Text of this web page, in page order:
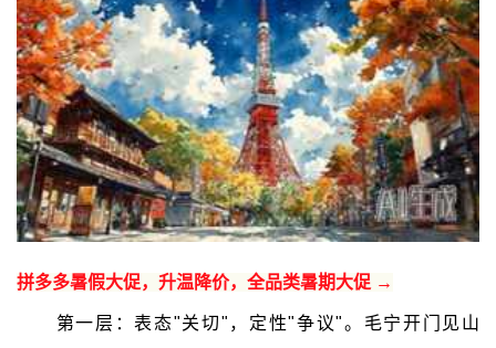
拼多多暑假大促，升温降价，全品类暑期大促 →
第一层：表态"关切"，定性"争议"。毛宁开门见山